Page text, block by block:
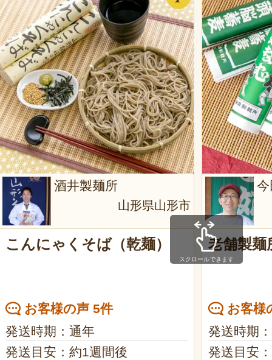
酒井製麺所
山形県山形市
こんにゃくそば（乾麺）
お客様の声 5件
発送時期：通年
発送目安：約1週間後
老舗製麺
お客様
発送時期
発送目安
スクロールできます